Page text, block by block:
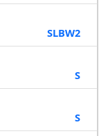
SLBW2
S
S